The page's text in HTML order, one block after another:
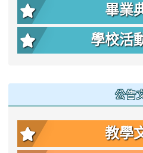
畢業
學校活
公告
教學